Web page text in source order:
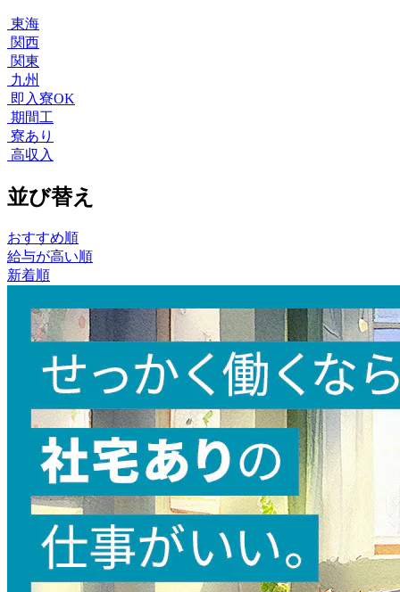
東海
関西
関東
九州
即入寮OK
期間工
寮あり
高収入
並び替え
おすすめ順
給与が高い順
新着順